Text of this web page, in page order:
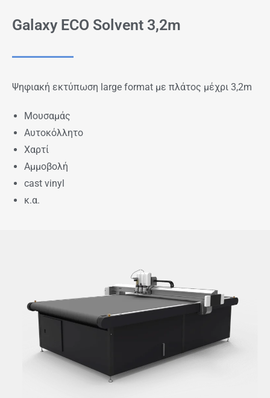
Galaxy ECO Solvent 3,2m
Ψηφιακή εκτύπωση large format με πλάτος μέχρι 3,2m
Μουσαμάς
Αυτοκόλλητο
Χαρτί
Αμμοβολή
cast vinyl
κ.α.